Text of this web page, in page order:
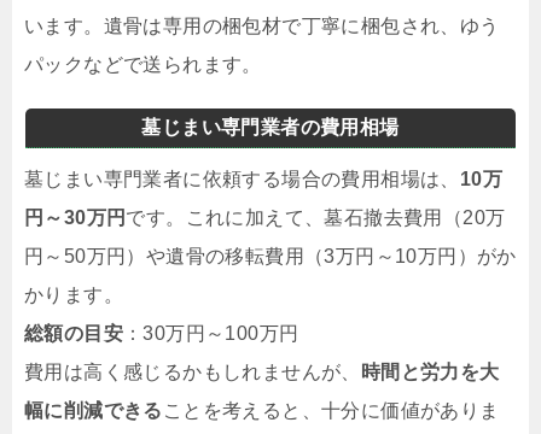
います。遺骨は専用の梱包材で丁寧に梱包され、ゆう
パックなどで送られます。
墓じまい専門業者の費用相場
墓じまい専門業者に依頼する場合の費用相場は、 10万
円～30万円 です。これに加えて、墓石撤去費用（20万
円～50万円）や遺骨の移転費用（3万円～10万円）がか
かります。
総額の目安 ：30万円～100万円
費用は高く感じるかもしれませんが、
時間と労力を大
幅に削減できる ことを考えると、十分に価値がありま